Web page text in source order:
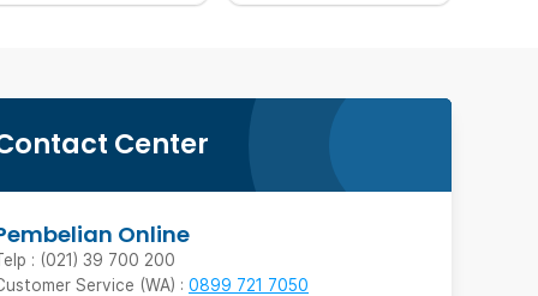
Center
Online
: (021) 39 700 200
Service (WA) : 0899 721 7050